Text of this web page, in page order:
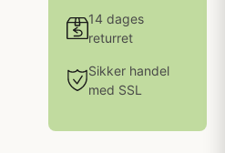
14 dages
returret
Sikker handel
med SSL